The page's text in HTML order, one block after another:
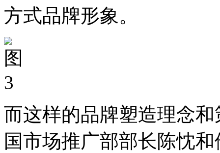
方式品牌形象。
而这样的品牌塑造理念
国市场推广部部长陈忱